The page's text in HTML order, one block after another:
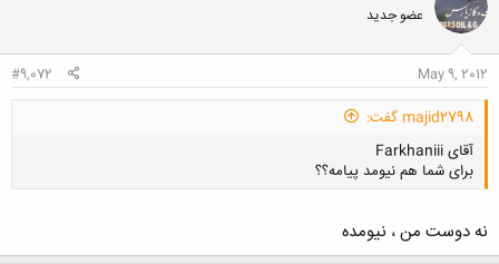
عضو جدید
May 9, 2012
#9,072
majid2798 گفت:
آقای Farkhaniii
برای شما هم نیومد پیامه؟؟
نه دوست من ، نیومده